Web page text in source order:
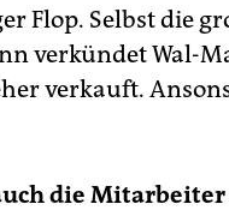
Flop. Selbst die
verkündet Wal-
verkauft.
die Mitarbeiter